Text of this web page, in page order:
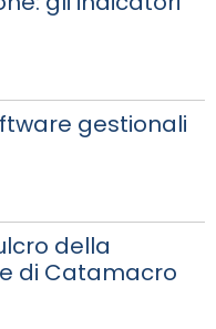
gestionali
della
di Catamacro